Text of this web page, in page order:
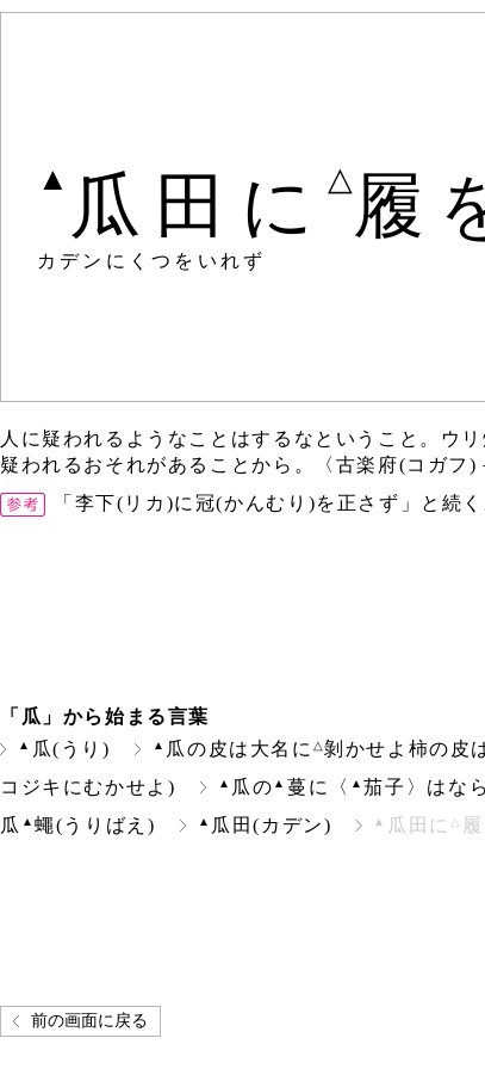
▲ 瓜田に △履
カデンにくつをいれず
人に疑われるようなことはするなということ。ウ
疑われるおそれがあることから。〈古楽府(コガフ)
「李下(リカ)に冠(かんむり)を正さず」と続く
「瓜」から始まる言葉
▲ 瓜(うり) ▲ 瓜の皮は大名に △剝かせよ柿の皮
コジキにむかせよ)
▲ 瓜の ▲ 蔓に〈 ▲茄子〉はな
瓜 ▲蠅(うりばえ) ▲ 瓜田(カデン) ▲ 瓜田に △
前の画面に戻る